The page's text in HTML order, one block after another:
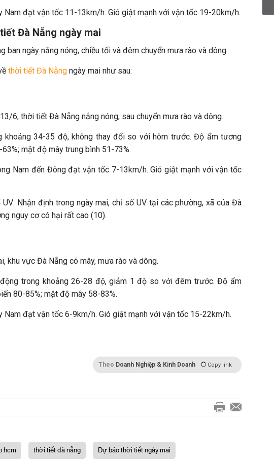
Nam đạt vận tốc 11-13km/h. Gió giật mạnh với vận tốc 19-20km/h.
Đà Nẵng ngày mai
ban ngày nắng nóng, chiều tối và đêm chuyển mưa rào và dông.
thời tiết Đà Nẵng ngày mai như sau:
6, thời tiết Đà Nẵng nắng nóng, sau chuyển mưa rào và dông.
khoảng 34-35 độ, không thay đổi so với hôm trước. Độ ẩm tương
mật độ mây trung bình 51-73%.
Nam đến Đông đạt vận tốc 7-13km/h. Gió giật mạnh với vận tốc
Nhận định trong ngày mai, chỉ số UV tại các phường, xã của Đà
nguy cơ có hại rất cao (10).
khu vực Đà Nẵng có mây, mưa rào và dông.
trong khoảng 26-28 độ, giảm 1 độ so với đêm trước. Độ ẩm
80-85%; mật độ mây 58-83%.
Nam đạt vận tốc 6-9km/h. Gió giật mạnh với vận tốc 15-22km/h.
Theo Doanh Nghiệp & Kinh Doanh Copy link
hcm thời tiết đà nẵng Dự báo thời tiết ngày mai